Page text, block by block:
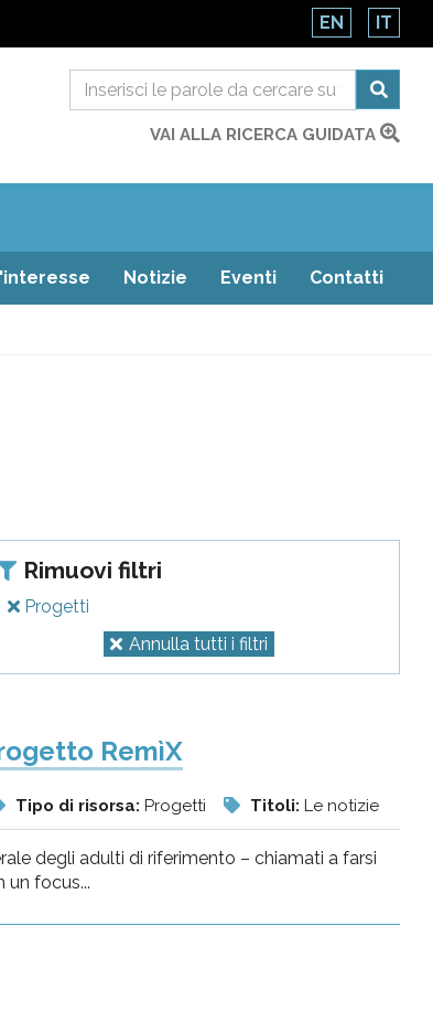
EN IT
VAI ALLA RICERCA GUIDATA
Notizie Eventi Contatti
Rimuovi filtri
Progetti
Annulla tutti i filtri
RemìX
Tipo di risorsa: Progetti Titoli: Le notizie
degli adulti di riferimento – chiamati a farsi
un focus...